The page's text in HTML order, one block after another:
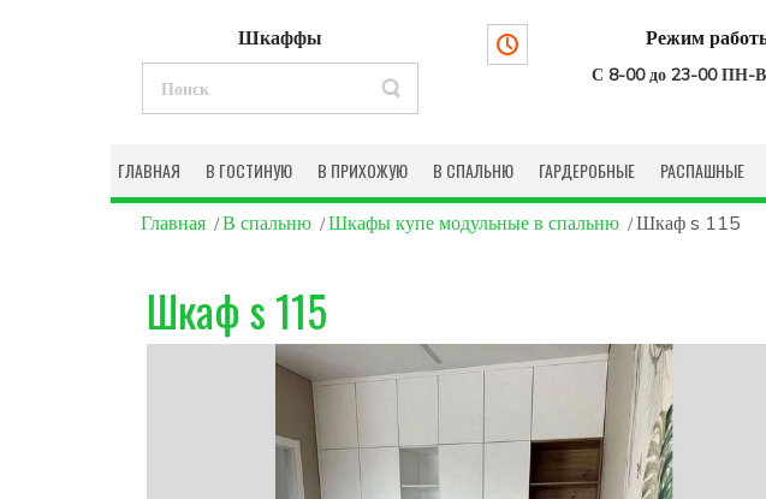
Шкаффы Режим
С 8-00 до 23-00 ПН-
ГЛАВНАЯ В ГОСТИНУЮ В ПРИХОЖУЮ В СПАЛЬНЮ ГАРДЕРОБНЫЕ РАСПАШНЫЕ
Главная В спальню Шкафы купе модульные в спальню Шкаф s 115
Шкаф s 115